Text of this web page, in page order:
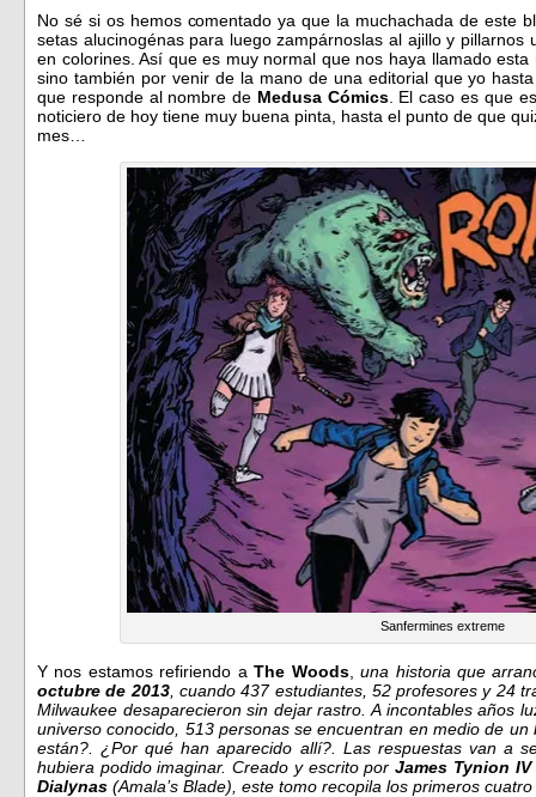
No sé si os hemos comentado ya que la muchachada de este
setas alucinogénas para luego zampárnoslas al ajillo y
en colorines. Así que es muy normal que nos haya llamado
sino también por venir de la mano de una editorial que yo
que responde al nombre de Medusa Cómics. El caso es que
noticiero de hoy tiene muy buena pinta, hasta el punto de que
mes…
Sanfermines extreme
Y nos estamos refiriendo aThe Woods,una historia que
octubre de 2013, cuando 437 estudiantes, 52 profesores y 24
Milwaukee desaparecieron sin dejar rastro. A incontables años
universo conocido, 513 personas se encuentran en medio de
están?. ¿Por qué han aparecido allí?. Las respuestas van a
hubiera podido imaginar. Creado y escrito porJames Tynion IV
Dialynas (Amala’s Blade), este tomo recopila los primeros